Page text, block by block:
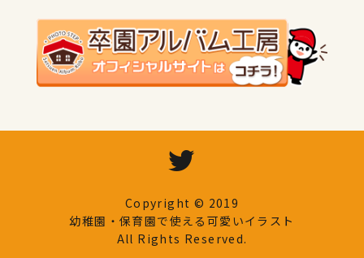
Copyright © 2019
幼稚園・保育園で使える可愛いイラスト
All Rights Reserved.